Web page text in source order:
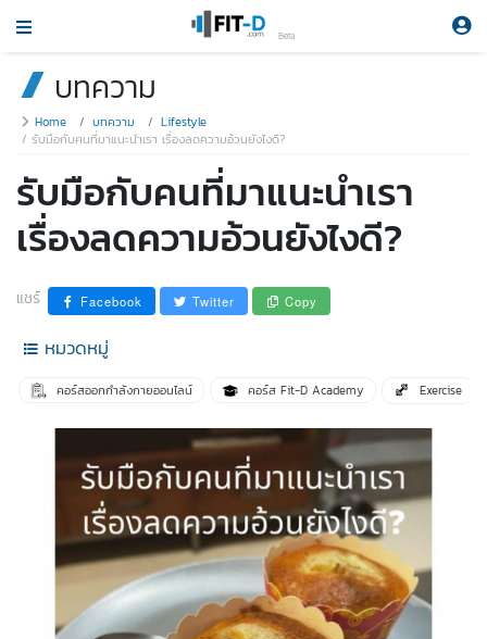
Beta
บทความ
Home บทความ
Lifestyle
รับมือกับคนที่มาแนะนำเรา เรื่องลดความอ้วนยังไงดี?
รับมือกับคนที่มาแนะนำเรา
เรื่องลดความอ้วนยังไงดี?
แชร์ Facebook Twitter Copy
หมวดหมู่
คอร์สออกกำลังกายออนไลน์ คอร์ส Fit-D Academy Exercise